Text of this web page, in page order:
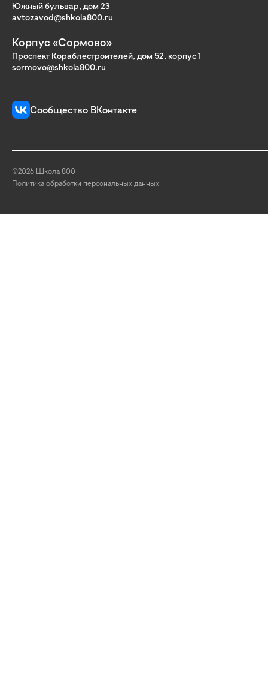
Южный бульвар, дом 23
avtozavod@shkola800.ru
Корпус «Сормово»
Проспект Кораблестроителей, дом 52, корпус 1
sormovo@shkola800.ru
Сообщество ВКонтакте
©2026 Школа 800
Политика обработки персональных данных